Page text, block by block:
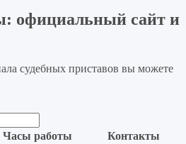
сайт и
судебных приставов вы можете
Часы работы Контакты